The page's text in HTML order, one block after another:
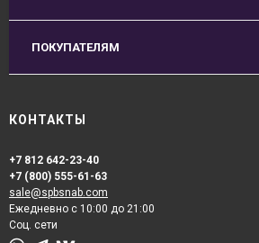
ПОКУПАТЕЛЯМ
КОНТАКТЫ
+7 812 642-23-40
+7 (800) 555-61-63
sale@spbsnab.com
Ежедневно с 10:00 до 21:00
Соц. сети